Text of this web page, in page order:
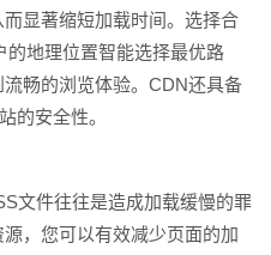
显著缩短加载时间。选择合
地理位置智能选择最优路
畅的浏览体验。CDN还具备
的安全性。
文件往往是造成加载缓慢的罪
，您可以有效减少页面的加